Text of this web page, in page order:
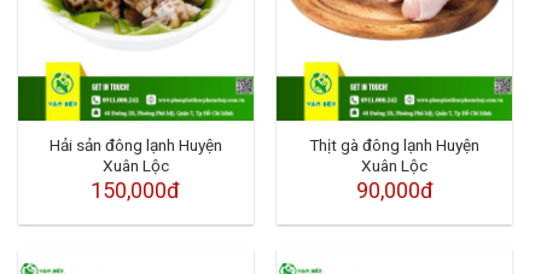
Hải sản đông lạnh Huyện
Xuân Lộc
150,000đ
Thịt gà đông lạnh Huyện
Xuân Lộc
90,000đ